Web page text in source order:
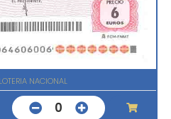
NACIONAL
0